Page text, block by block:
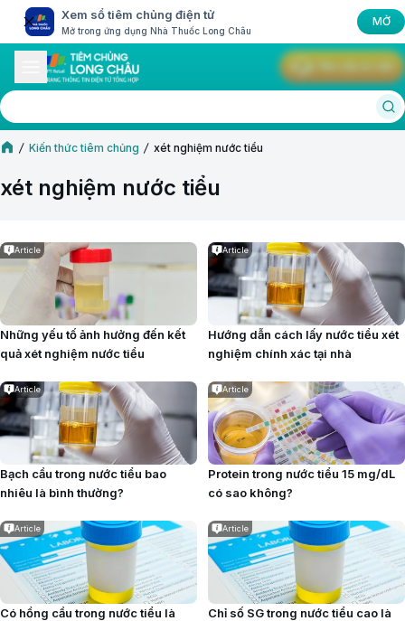
Xem sổ tiêm chủng điện tử
Mở trong ứng dụng Nhà Thuốc Long Châu
MỞ
Kiến thức tiêm chủng xét nghiệm nước tiểu
xét nghiệm nước tiểu
Article
Những yếu tố ảnh hưởng đến kết
quả xét nghiệm nước tiểu
Article
Hướng dẫn cách lấy nước tiểu xét
nghiệm chính xác tại nhà
Article
Bạch cầu trong nước tiểu bao
nhiêu là bình thường?
Article
Protein trong nước tiểu 15 mg/dL
có sao không?
Article
Có hồng cầu trong nước tiểu là
Article
Chỉ số SG trong nước tiểu cao là